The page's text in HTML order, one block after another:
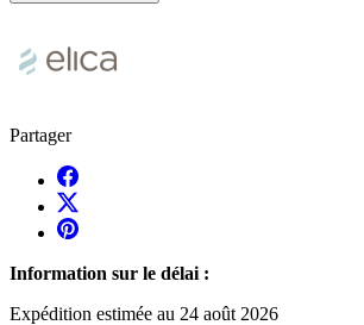
Partager
Information sur le délai :
Expédition estimée au 24 août 2026